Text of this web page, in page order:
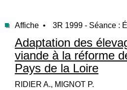
Affiche • 3R 1999 - Séance :
Adaptation des
viande à la réforme
Pays de la Loire
RIDIER A., MIGNOT P.